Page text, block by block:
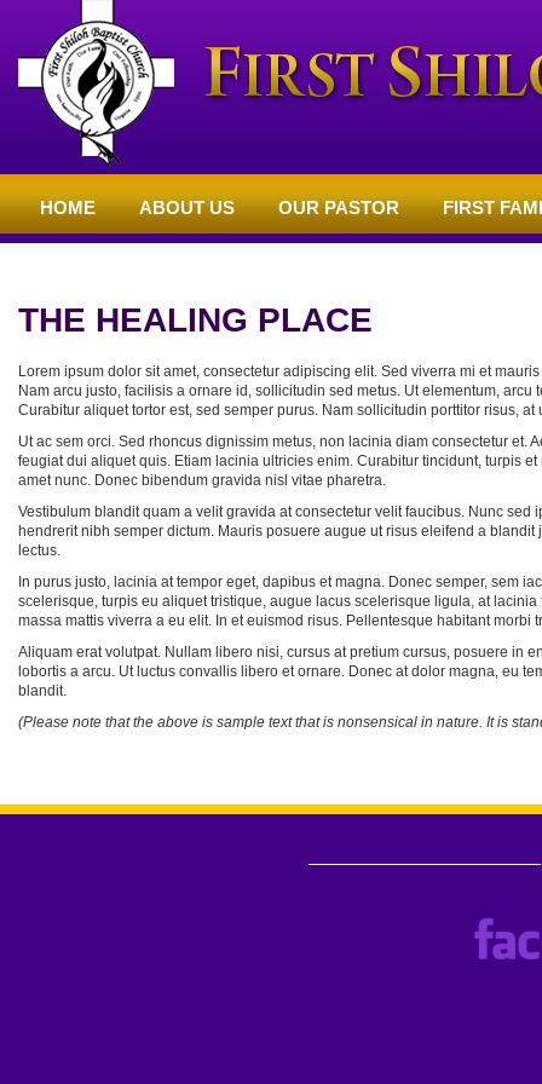
HOME ABOUT US OUR PASTOR FIRST
THE HEALING PLACE
Lorem ipsum dolor sit amet, consectetur adipiscing elit. Sed viverra mi et
Nam arcu justo, facilisis a ornare id, sollicitudin sed metus. Ut elementum,
Curabitur aliquet tortor est, sed semper purus. Nam sollicitudin porttitor risus,
Ut ac sem orci. Sed rhoncus dignissim metus, non lacinia diam consectetur
feugiat dui aliquet quis. Etiam lacinia ultricies enim. Curabitur tincidunt, turpis
amet nunc. Donec bibendum gravida nisl vitae pharetra.
Vestibulum blandit quam a velit gravida at consectetur velit faucibus. Nunc
hendrerit nibh semper dictum. Mauris posuere augue ut risus eleifend a
lectus.
In purus justo, lacinia at tempor eget, dapibus et magna. Donec semper, sem
scelerisque, turpis eu aliquet tristique, augue lacus scelerisque ligula, at
massa mattis viverra a eu elit. In et euismod risus. Pellentesque habitant
Aliquam erat volutpat. Nullam libero nisi, cursus at pretium cursus, posuere in
lobortis a arcu. Ut luctus convallis libero et ornare. Donec at dolor magna, eu
blandit.
(Please note that the above is sample text that is nonsensical in nature. It is